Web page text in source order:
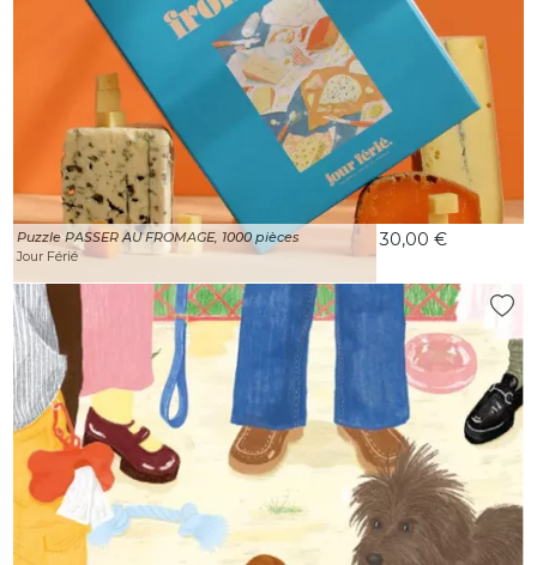
Puzzle PASSER AU FROMAGE, 1000 pièces
Jour Férié
30,00 €